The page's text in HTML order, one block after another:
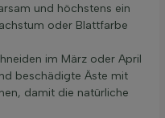
und höchstens ein
oder Blattfarbe
im März oder April
beschädigte Äste mit
damit die natürliche